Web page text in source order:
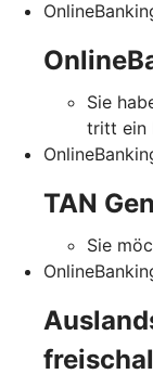
Sie
tritt ein
TAN
Sie